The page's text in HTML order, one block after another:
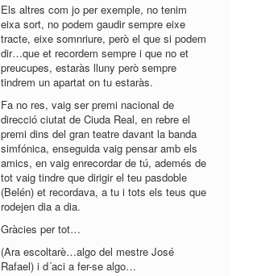
Els altres com jo per exemple, no tenim
eixa sort, no podem gaudir sempre eixe
tracte, eixe somnriure, però el que si podem
dir…que et recordem sempre i que no et
preucupes, estaràs lluny però sempre
tindrem un apartat on tu estaràs.
Fa no res, vaig ser premi nacional de
direcció ciutat de Ciuda Real, en rebre el
premi dins del gran teatre davant la banda
simfónica, enseguida vaig pensar amb els
amics, en vaig enrecordar de tú, ademés de
tot vaig tindre que dirigir el teu pasdoble
(Belén) et recordava, a tu i tots els teus que
rodejen dia a dia.
Gràcies per tot…
(Ara escoltarè…algo del mestre José
Rafael) i d´aci a fer-se algo…